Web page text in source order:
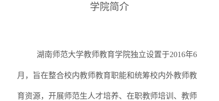
学院简介
湖南师范大学教师教育学院独立设置于2016年6
月，旨在整合校内教师教育职能和统筹校内外教师教
育资源，开展师范生人才培养、在职教师培训、教师